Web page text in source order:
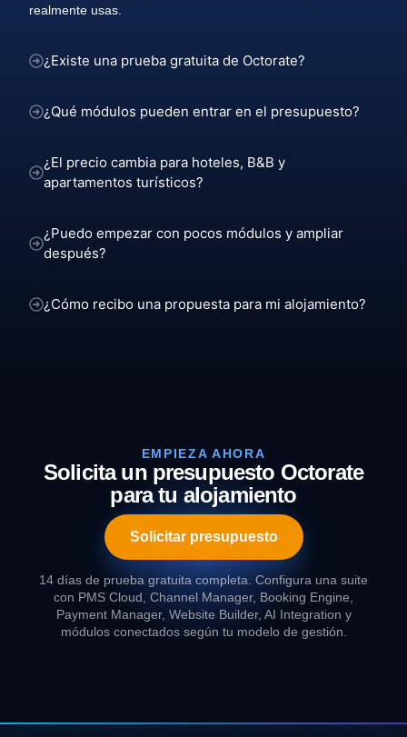
realmente usas.
¿Existe una prueba gratuita de Octorate?
¿Qué módulos pueden entrar en el presupuesto?
¿El precio cambia para hoteles, B&B y
apartamentos turísticos?
¿Puedo empezar con pocos módulos y ampliar
después?
¿Cómo recibo una propuesta para mi alojamiento?
EMPIEZA AHORA
Solicita un presupuesto Octorate
para tu alojamiento
Solicitar presupuesto
14 días de prueba gratuita completa. Configura una suite
con PMS Cloud, Channel Manager, Booking Engine,
Payment Manager, Website Builder, AI Integration y
módulos conectados según tu modelo de gestión.